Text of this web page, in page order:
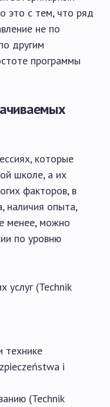
это с тем, что ряд
не по
другим
программы
которые
школе, а их
факторов, в
наличия опыта,
менее, можно
по уровню
услуг (Technik
технике
i
(Technik